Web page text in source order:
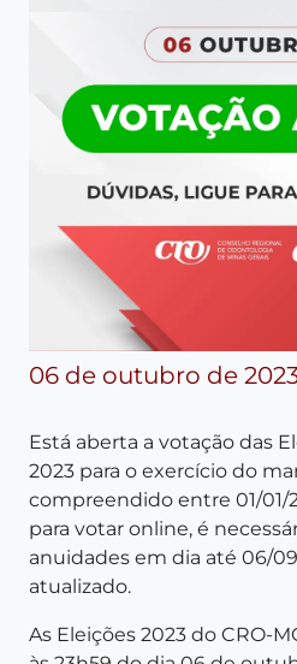
06 de outubro de
Está aberta a votação das
2023 para o exercício do
compreendido entre 01/01/
para votar online, é
anuidades em dia até 06/
atualizado.
As Eleições 2023 do CRO-